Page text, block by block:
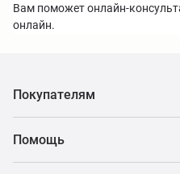
Вам поможет онлайн-
онлайн.
Покупателям
Помощь